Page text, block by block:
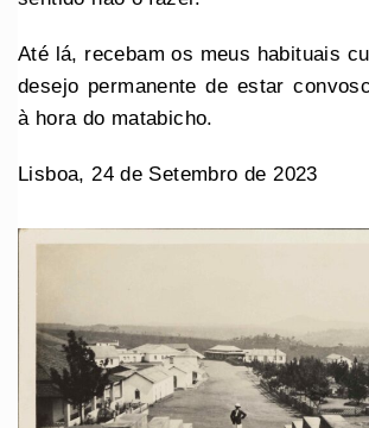
Até lá, recebam os meus habituais
desejo permanente de estar
à hora do matabicho.
Lisboa, 24 de Setembro de 2023